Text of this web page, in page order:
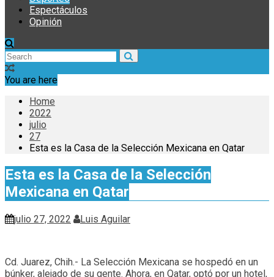
Espectáculos
Opinión
You are here
Home
2022
julio
27
Esta es la Casa de la Selección Mexicana en Qatar
Esta es la Casa de la Selección
Mexicana en Qatar
julio 27, 2022 Luis Aguilar
Cd. Juarez, Chih.- La Selección Mexicana se hospedó en un
búnker, alejado de su gente. Ahora, en Qatar, optó por un hotel,